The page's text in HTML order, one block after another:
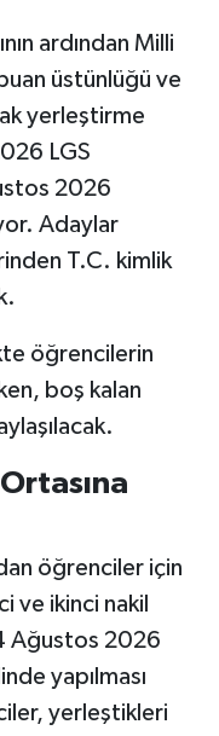
ardından Milli
üstünlüğü ve
yerleştirme
LGS
2026
Adaylar
T.C. kimlik
öğrencilerin
boş kalan
öğrenciler için
ve ikinci nakil
Ağustos 2026
yapılması
yerleştikleri